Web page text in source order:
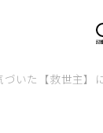
いた【救世主】に